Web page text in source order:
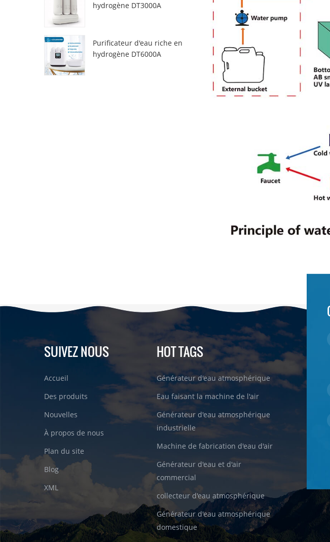
hydrogène DT3000A
Purificateur d'eau riche en
hydrogène DT6000A
SUIVEZ NOUS
Accueil
Des produits
Nouvelles
À propos de nous
Plan du site
Blog
XML
HOT TAGS
Générateur d'eau atmosphérique
Eau faisant la machine de l'air
Générateur d'eau atmosphérique
industrielle
Machine de fabrication d'eau d'air
Générateur d'eau et d'air
commercial
collecteur d'eau atmosphérique
Générateur d'eau atmosphérique
domestique